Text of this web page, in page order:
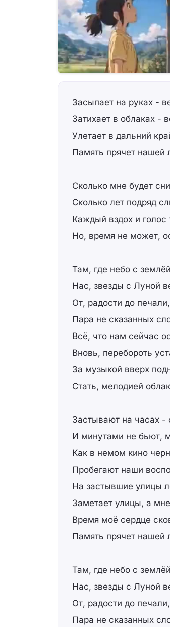
Засыпает на руках -
Затихает в облаках -
Улетает в дальний
Память прячет нашей
Сколько мне будет
Сколько лет подряд
Каждый вздох и голос
Но, время не может,
Там, где небо с
Нас, звезды с Луной
От, радости до
Пара не сказанных
Всё, что нам сейчас
Вновь, перебороть
За музыкой вверх
Стать, мелодией
Застывают на часах -
И минутами не бьют,
Как в немом кино
Пробегают наши
На застывшие улицы
Заметает улицы, а
Время моё сердце
Память прячет нашей
Там, где небо с
Нас, звезды с Луной
От, радости до
Пара не сказанных